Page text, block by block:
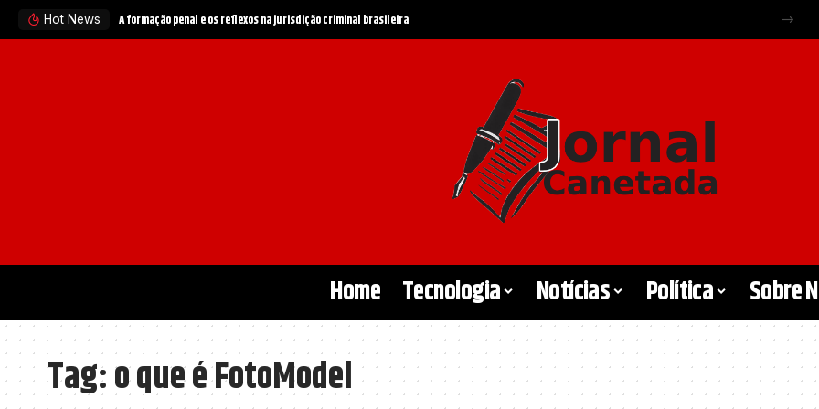
Hot News A formação penal e os reflexos na jurisdição criminal brasileira
Home Tecnologia Notícias Política Sobre
Tag:o que é FotoModel